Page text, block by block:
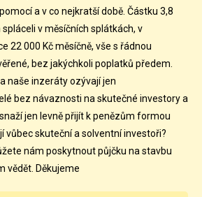
a v co nejkratší době. Částku 3,8
v měsíčních splátkách, v
22 000 Kč měsíčně, vše s řádnou
bez jakýchkoli poplatků předem.
naše inzeráty ozývají jen
bez návaznosti na skutečné investory a
jen levně přijít k penězům formou
vůbec skuteční a solventní investoři?
nám poskytnout půjčku na stavbu
vědět. Děkujeme